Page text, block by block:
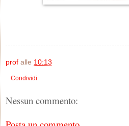
prof alle 10:13
Condividi
Nessun commento: